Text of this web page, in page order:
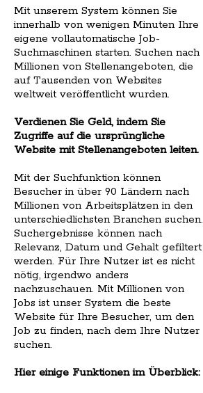
Mit unserem System können Sie
innerhalb von wenigen Minuten Ihre
eigene vollautomatische Job-
Suchmaschinen starten. Suchen nach
Millionen von Stellenangeboten, die
auf Tausenden von Websites
weltweit veröffentlicht wurden.
Verdienen Sie Geld, indem Sie
Zugriffe auf die ursprüngliche
Website mit Stellenangeboten leiten.
Mit der Suchfunktion können
Besucher in über 90 Ländern nach
Millionen von Arbeitsplätzen in den
unterschiedlichsten Branchen suchen.
Suchergebnisse können nach
Relevanz, Datum und Gehalt gefiltert
werden. Für Ihre Nutzer ist es nicht
nötig, irgendwo anders
nachzuschauen. Mit Millionen von
Jobs ist unser System die beste
Website für Ihre Besucher, um den
Job zu finden, nach dem Ihre Nutzer
suchen.
Hier einige Funktionen im Überblick: